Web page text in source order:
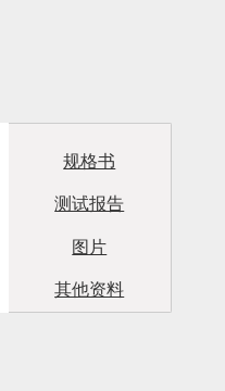
规格书
测试报告
图片
其他资料